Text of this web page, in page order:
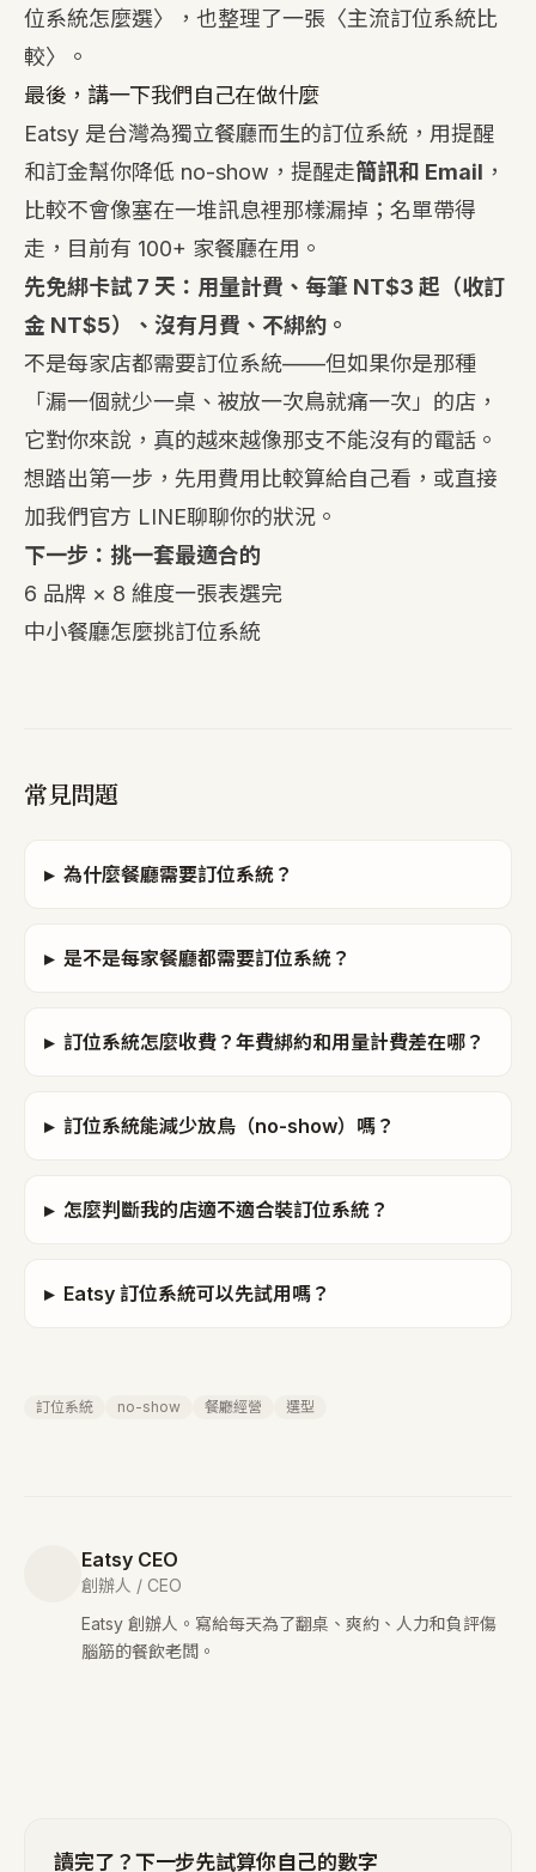
位系統怎麼選〉，也整理了一張〈主流訂位系統比
較〉。
最後，講一下我們自己在做什麼
Eatsy 是台灣為獨立餐廳而生的訂位系統，用提醒
和訂金幫你降低 no-show，提醒走簡訊和 Email ，
比較不會像塞在一堆訊息裡那樣漏掉；名單帶得
走，目前有 100+ 家餐廳在用。
先免綁卡試 7 天：用量計費、每筆 NT$3 起（收訂
金 NT$5）、沒有月費、不綁約。
不是每家店都需要訂位系統——但如果你是那種
「漏一個就少一桌、被放一次鳥就痛一次」的店，
它對你來說，真的越來越像那支不能沒有的電話。
想踏出第一步，先用費用比較算給自己看，或直接
加我們官方 LINE聊聊你的狀況。
下一步：挑一套最適合的
6 品牌 × 8 維度一張表選完
中小餐廳怎麼挑訂位系統
常見問題
▸ 為什麼餐廳需要訂位系統？
▸ 是不是每家餐廳都需要訂位系統？
▸ 訂位系統怎麼收費？年費綁約和用量計費差在哪？
▸ 訂位系統能減少放鳥（no-show）嗎？
▸ 怎麼判斷我的店適不適合裝訂位系統？
▸ Eatsy 訂位系統可以先試用嗎？
訂位系統 no-show 餐廳經營 選型
Eatsy CEO
創辦人 / CEO
Eatsy 創辦人。寫給每天為了翻桌、爽約、人力和負評傷
腦筋的餐飲老闆。
讀完了？下一步先試算你自己的數字